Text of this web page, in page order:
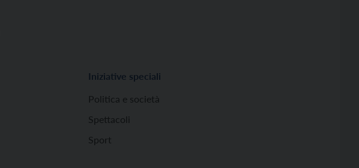
Iniziative speciali
Politica e società
Spettacoli
Sport